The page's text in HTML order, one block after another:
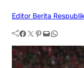
Editor Berita
Facebook Twitter Pinterest Mail WhatsApp